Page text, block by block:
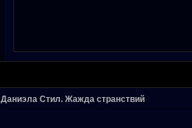
Даниэла Стил. Жажда странствий